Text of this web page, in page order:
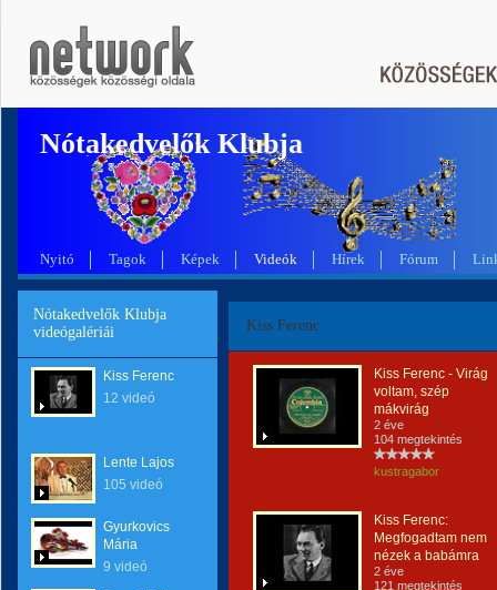
Nótakedvelők Klubja
Nyitó Tagok Képek Videók Hírek Fórum
Nótakedvelők Klubja
videógalériái
Kiss Ferenc
12 videó
Lente Lajos
105 videó
Gyurkovics
Mária
9 videó
Kiss Ferenc
Kiss Ferenc - Virág
voltam, szép
mákvirág
2 éve
104 megtekintés
kustragabor
Kiss Ferenc:
Megfogadtam nem
nézek a babámra
2 éve
121 megtekintés